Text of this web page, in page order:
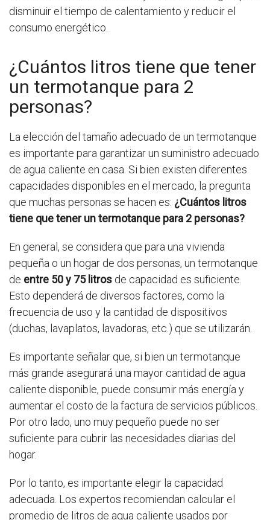
disminuir el tiempo de calentamiento y reducir el
consumo energético.
¿Cuántos litros tiene que tener
un termotanque para 2
personas?
La elección del tamaño adecuado de un termotanque
es importante para garantizar un suministro adecuado
de agua caliente en casa. Si bien existen diferentes
capacidades disponibles en el mercado, la pregunta
que muchas personas se hacen es: ¿Cuántos litros
tiene que tener un termotanque para 2 personas?
En general, se considera que para una vivienda
pequeña o un hogar de dos personas, un termotanque
de entre 50 y 75 litros de capacidad es suficiente.
Esto dependerá de diversos factores, como la
frecuencia de uso y la cantidad de dispositivos
(duchas, lavaplatos, lavadoras, etc.) que se utilizarán.
Es importante señalar que, si bien un termotanque
más grande asegurará una mayor cantidad de agua
caliente disponible, puede consumir más energía y
aumentar el costo de la factura de servicios públicos.
Por otro lado, uno muy pequeño puede no ser
suficiente para cubrir las necesidades diarias del
hogar.
Por lo tanto, es importante elegir la capacidad
adecuada. Los expertos recomiendan calcular el
promedio de litros de agua caliente usados por